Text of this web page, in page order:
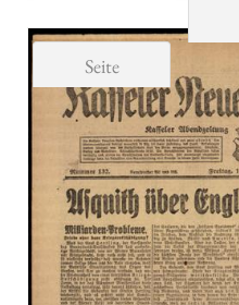
Seite